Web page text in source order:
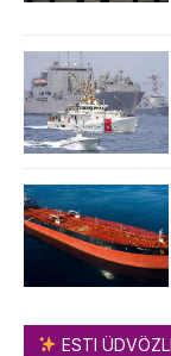
ESTI